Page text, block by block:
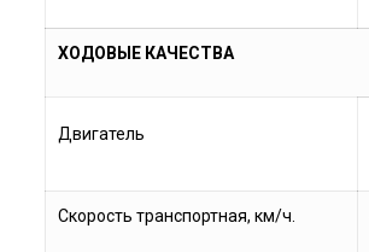
ХОДОВЫЕ КАЧЕСТВА
Двигатель
Скорость транспортная, км/ч.